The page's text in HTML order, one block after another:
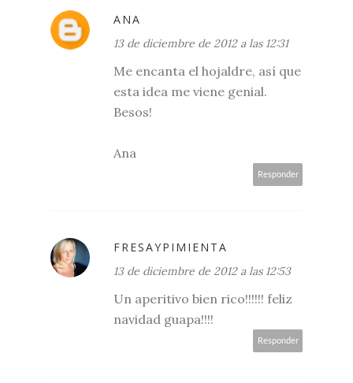
ANA
13 de diciembre de 2012 a las 12:31
Me encanta el hojaldre, así que
esta idea me viene genial.
Besos!
Ana
Responder
FRESAYPIMIENTA
13 de diciembre de 2012 a las 12:53
Un aperitivo bien rico!!!!!! feliz
navidad guapa!!!!
Responder